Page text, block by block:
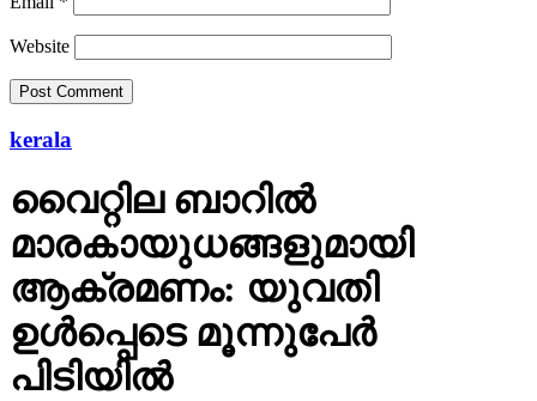
Website
kerala
വൈറ്റില ബാറില്‍
മാരകായുധങ്ങളുമായി
ആക്രമണം: യുവതി
ഉള്‍പ്പെടെ മൂന്നുപേര്‍
പിടിയില്‍